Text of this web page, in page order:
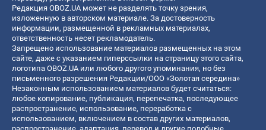
Редакция OBOZ.UA может не разделять точку зрения,
изложенную в авторском материале. За достоверность
информации, размещенной в рекламных материалах,
ответственность несет рекламодатель.
Запрещено использование материалов размещенных на этом
сайте, даже с указанием гиперссылки на страницу этого сайта,
логотипа OBOZ.UA или любого другого упоминания, но без
письменного разрешения Редакции/ООО «Золотая середина»
Незаконным использованием материалов будет считаться:
любое копирование, публикация, перепечатка, последующее
распространение, использование, переработка с
использованием, включением в состав других материалов,